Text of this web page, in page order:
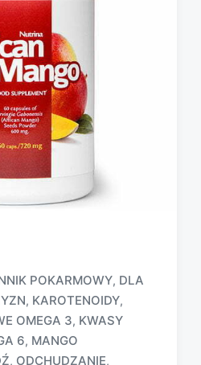
POKARMOWY, DLA
, KAROTENOIDY,
OMEGA 3, KWASY
6, MANGO
, ODCHUDZANIE,